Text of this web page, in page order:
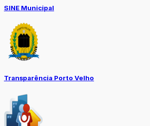
SINE Municipal
Transparência Porto Velho